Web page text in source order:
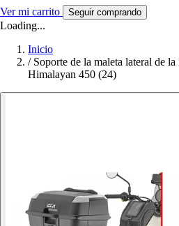
Ver mi carrito Seguir comprando
Loading...
Inicio
/ Soporte de la maleta lateral de
Himalayan 450 (24)